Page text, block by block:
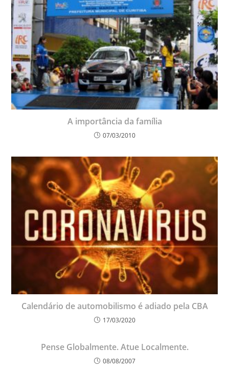
A importância da família
07/03/2010
Calendário de automobilismo é adiado pela CBA
17/03/2020
Pense Globalmente. Atue Localmente.
08/08/2007